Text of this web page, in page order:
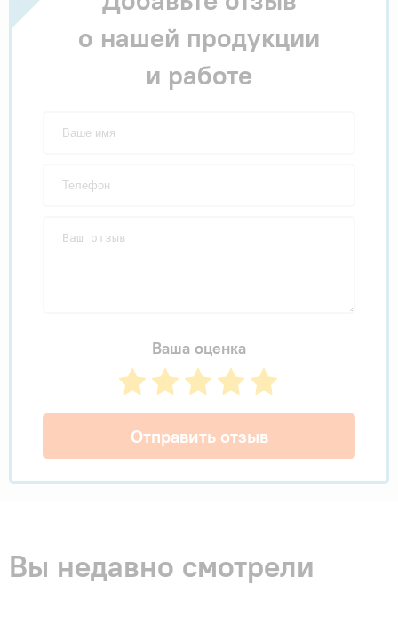
о нашей продукции
и работе
Ваша оценка
Отправить отзыв
Вы недавно смотрели